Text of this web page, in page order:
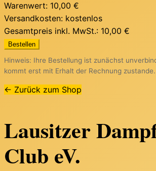
Warenwert: 10,00 €
Versandkosten: kostenlos
Gesamtpreis inkl. MwSt.: 10,00 €
Bestellen
Hinweis: Ihre Bestellung ist zunächst
kommt erst mit Erhalt der Rechnung zustande.
← Zurück zum Shop
Lausitzer
Club eV.